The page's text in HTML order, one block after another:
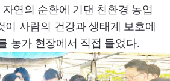
연의 순환에 기댄 친환경 농업
이 사람의 건강과 생태계 보호에
농가 현장에서 직접 들었다.